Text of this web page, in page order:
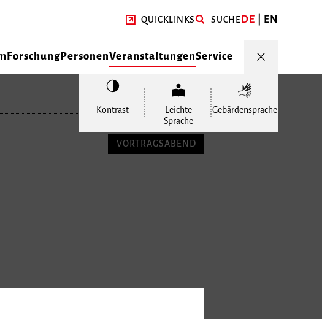
QUICKLINKS SUCHEDE EN
ForschungPersonenVeranstaltungenService
Kontrast
Leichte
Sprache
Gebärdensprache
VORTRAGSABEND